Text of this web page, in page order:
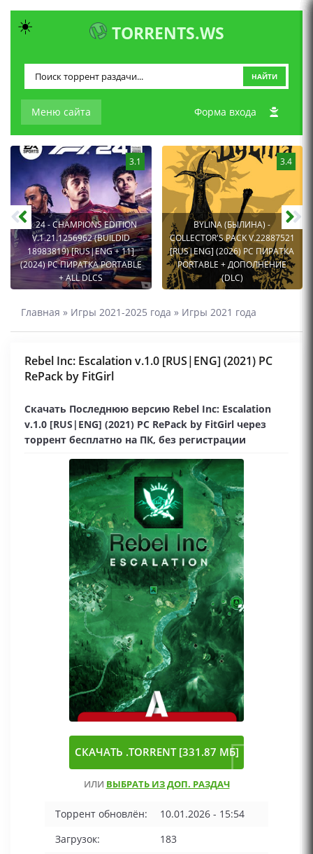
TORRENTS.WS
Меню сайта
НАЙТИ
Форма входа
3.1
F1 24 - CHAMPIONS EDITION
V.1.21.1256962 (BUILDID
18983819) [RUS|ENG + 11]
(2024) PC ПИРАТКА PORTABLE
+ ALL DLCS
3.4
BYLINA (БЫЛИНА) -
COLLECTOR'S PACK V.22887521
[RUS|ENG] (2026) PC ПИРАТКА
PORTABLE + ДОПОЛНЕНИЕ
(DLC)
Главная » Игры 2021-2025 года » Игры 2021 года
Rebel Inc: Escalation v.1.0 [RUS|ENG] (2021) PC
RePack by FitGirl
Скачать Последнюю версию Rebel Inc: Escalation
v.1.0 [RUS|ENG] (2021) PC RePack by FitGirl через
торрент бесплатно на ПК, без регистрации
СКАЧАТЬ .TORRENT [331.87 МБ]
ИЛИ ВЫБРАТЬ ИЗ ДОП. РАЗДАЧ
Торрент обновлён:
10.01.2026 - 15:54
Загрузок:
183
☀️